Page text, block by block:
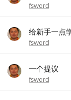
fsword
给新手一点
fsword
一个提议
fsword